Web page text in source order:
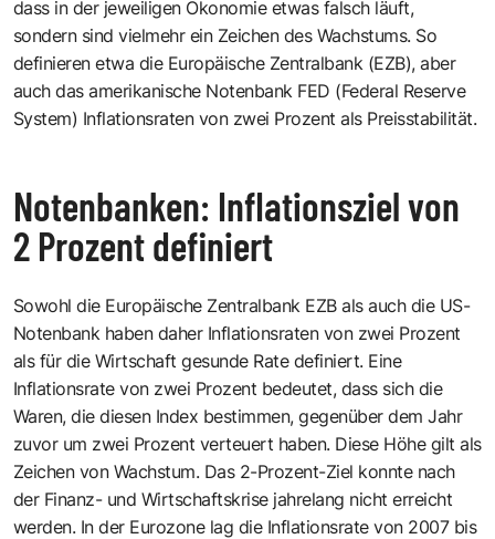
dass in der jeweiligen Ökonomie etwas falsch läuft,
sondern sind vielmehr ein Zeichen des Wachstums. So
definieren etwa die Europäische Zentralbank (EZB), aber
auch das amerikanische Notenbank FED (Federal Reserve
System) Inflationsraten von zwei Prozent als Preisstabilität.
Notenbanken: Inflationsziel von
2 Prozent definiert
Sowohl die Europäische Zentralbank EZB als auch die US-
Notenbank haben daher Inflationsraten von zwei Prozent
als für die Wirtschaft gesunde Rate definiert. Eine
Inflationsrate von zwei Prozent bedeutet, dass sich die
Waren, die diesen Index bestimmen, gegenüber dem Jahr
zuvor um zwei Prozent verteuert haben. Diese Höhe gilt als
Zeichen von Wachstum. Das 2-Prozent-Ziel konnte nach
der Finanz- und Wirtschaftskrise jahrelang nicht erreicht
werden. In der Eurozone lag die Inflationsrate von 2007 bis